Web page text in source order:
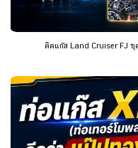
ติดแก๊ส Land Cruiser FJ